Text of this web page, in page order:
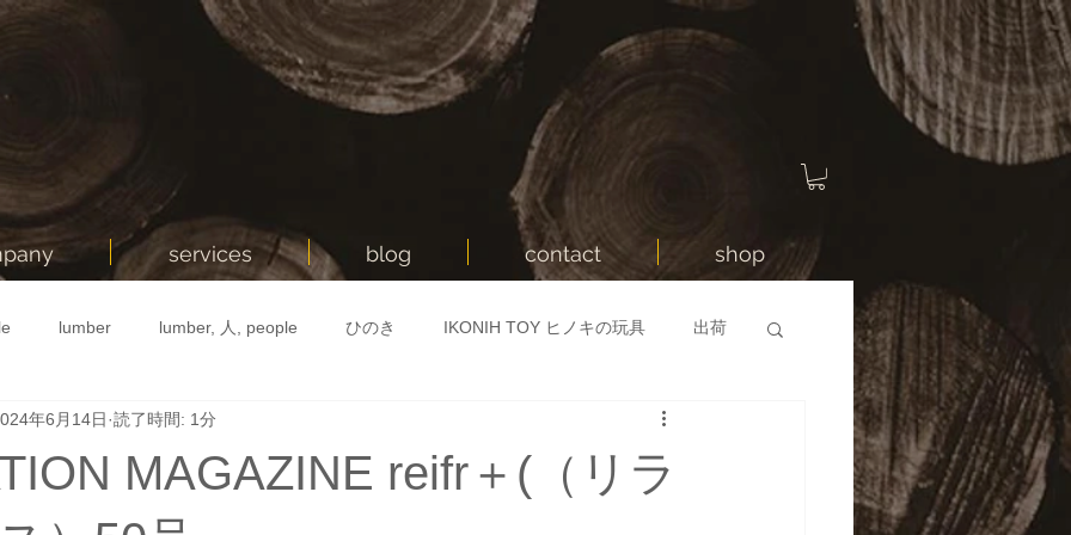
services blog contact shop
lumber lumber, 人, people ひのき IKONIH TOY ヒノキの玩具 出荷
IKONIH 美作市 おままごと
TOY
MAGAZINE reifr＋(（リラ
年6月14日 読了時間: 1分